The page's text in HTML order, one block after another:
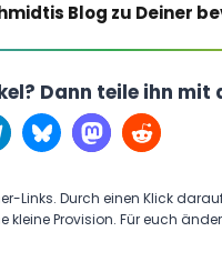
Blog zu Deiner
Dann teile ihn mit
Links. Durch einen Klick
kleine Provision. Für euch